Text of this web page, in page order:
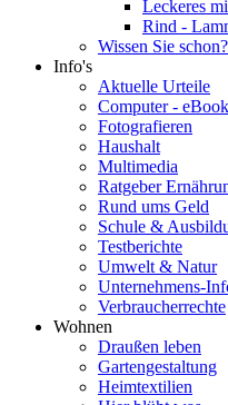
Leckeres
Rind -
Wissen Sie schon?
Info's
Aktuelle Urteile
Computer -
Fotografieren
Haushalt
Multimedia
Ratgeber
Rund ums Geld
Schule &
Testberichte
Umwelt & Natur
Unternehmens-
Verbraucherrechte
Wohnen
Draußen leben
Gartengestaltung
Heimtextilien